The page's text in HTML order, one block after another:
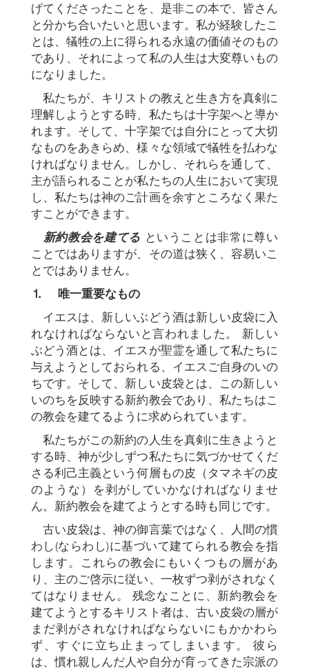
げてくださったことを、是非この本で、皆さん
と分かち合いたいと思います。私が経験したこ
とは、犠牲の上に得られる永遠の価値そのもの
であり、それによって私の人生は大変尊いもの
になりました。
私たちが、キリストの教えと生き方を真剣に
理解しようとする時、私たちは十字架へと導か
れます。そして、十字架では自分にとって大切
なものをあきらめ、様々な領域で犠牲を払わな
ければなりません。しかし、それらを通して、
主が語られることが私たちの人生において実現
し、私たちは神のご計画を余すところなく果た
すことができます。
新約教会を建てる ということは非常に尊い
ことではありますが、その道は狭く、容易いこ
とではありません。
⒈
唯一重要なもの
イエスは、新しいぶどう酒は新しい皮袋に入
れなければならないと言われました。 新しい
ぶどう酒とは、イエスが聖霊を通して私たちに
与えようとしておられる、イエスご自身のいの
ちです。そして、新しい皮袋とは、この新しい
いのちを反映する新約教会であり、私たちはこ
の教会を建てるように求められています。
私たちがこの新約の人生を真剣に生きようと
する時、神が少しずつ私たちに気づかせてくだ
さる利己主義という何層もの皮（タマネギの皮
のような）を剥がしていかなければなりませ
ん。新約教会を建てようとする時も同じです。
古い皮袋は、神の御言葉ではなく、人間の慣
わし(ならわし)に基づいて建てられる教会を指
します。これらの教会にもいくつもの層があ
り、主のご啓示に従い、一枚ずつ剥がされなく
てはなりません。 残念なことに、新約教会を
建てようとするキリスト者は、古い皮袋の層が
まだ剥がされなければならないにもかかわら
ず、すぐに立ち止まってしまいます。 彼ら
は、慣れ親しんだ人や自分が育ってきた宗派の